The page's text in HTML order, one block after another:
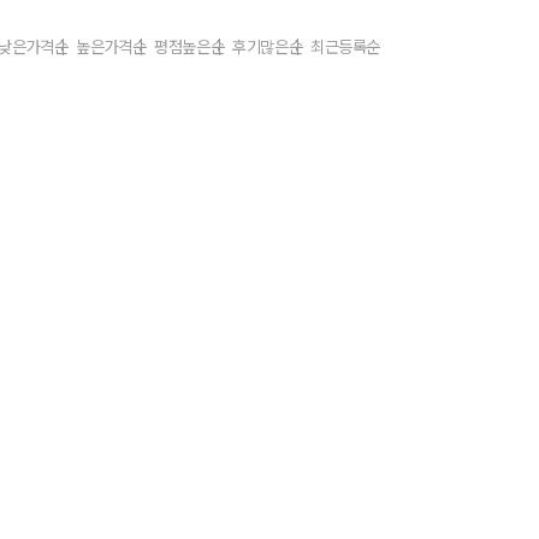
낮은가격순 높은가격순 평점높은순 후기많은순 최근등록순